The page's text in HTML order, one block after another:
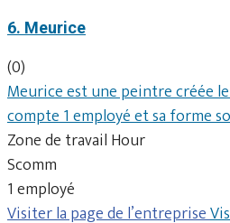
6. Meurice
(0)
Meurice est une peintre créée
compte 1 employé et sa forme
Zone de travail Hour
Scomm
1 employé
Visiter la page de l’entreprise